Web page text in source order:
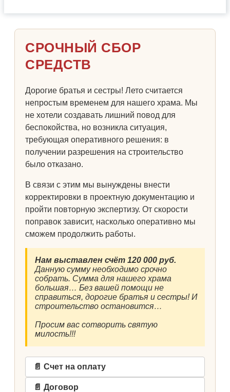
СРОЧНЫЙ СБОР
СРЕДСТВ
Дорогие братья и сестры! Лето считается
непростым временем для нашего храма. Мы
не хотели создавать лишний повод для
беспокойства, но возникла ситуация,
требующая оперативного решения: в
получении разрешения на строительство
было отказано.
В связи с этим мы вынуждены внести
корректировки в проектную документацию и
пройти повторную экспертизу. От скорости
поправок зависит, насколько оперативно мы
сможем продолжить работы.
Нам выставлен счёт 120 000 руб.
Данную сумму необходимо срочно
собрать. Сумма для нашего храма
большая… Без вашей помощи не
справиться, дорогие братья и сестры! И
строительство остановится…
Просим вас сотворить святую
милость!!!
📄 Счет на оплату
📄 Договор